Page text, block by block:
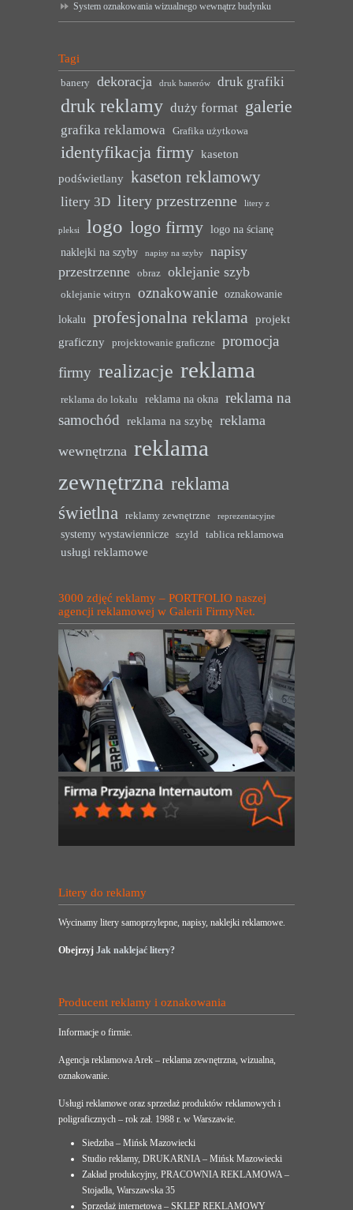
System oznakowania wizualnego wewnątrz budynku
Tagi
banery dekoracja druk banerów druk grafiki
druk reklamy duży format galerie
grafika reklamowa Grafika użytkowa
identyfikacja firmy kaseton
podświetlany kaseton reklamowy
litery 3D litery przestrzenne litery z
pleksi logo logo firmy logo na ścianę
naklejki na szyby
napisy na szyby
napisy
przestrzenne
obraz oklejanie szyb
oklejanie witryn oznakowanie oznakowanie
lokalu profesjonalna reklama projekt
graficzny
projektowanie graficzne
promocja
firmy realizacje reklama
reklama do lokalu reklama na okna reklama na
samochód reklama na szybę reklama
wewnętrzna reklama
zewnętrzna reklama
świetlna
reklamy zewnętrzne reprezentacyjne
systemy wystawiennicze szyld tablica reklamowa
usługi reklamowe
3000 zdjęć reklamy – PORTFOLIO naszej
agencji reklamowej w Galerii FirmyNet.
Litery do reklamy
Wycinamy litery samoprzylepne, napisy, naklejki reklamowe.
Obejrzyj Jak naklejać litery?
Producent reklamy i oznakowania
Informacje o firmie.
Agencja reklamowa Arek – reklama zewnętrzna, wizualna,
oznakowanie.
Usługi reklamowe oraz sprzedaż produktów reklamowych i
poligraficznych – rok zał. 1988 r. w Warszawie.
Siedziba – Mińsk Mazowiecki
Studio reklamy, DRUKARNIA – Mińsk Mazowiecki
Zakład produkcyjny, PRACOWNIA REKLAMOWA –
Stojadła, Warszawska 35
Sprzedaż internetowa – SKLEP REKLAMOWY